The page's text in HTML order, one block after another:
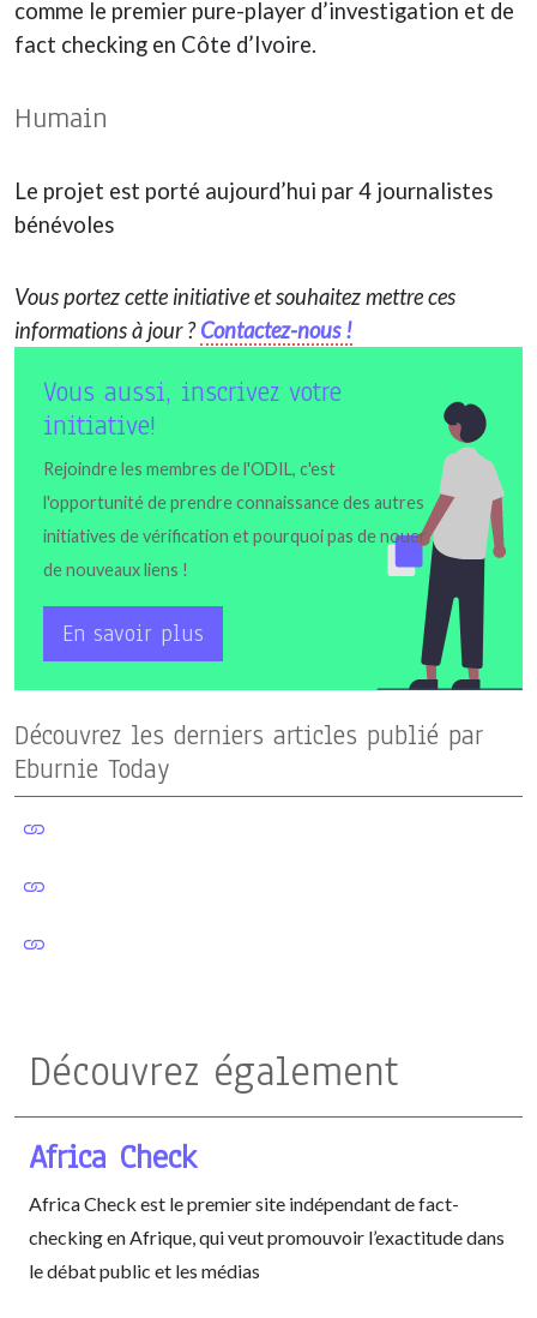
comme le premier pure-player d’investigation et de
fact checking en Côte d’Ivoire.
Humain
Le projet est porté aujourd’hui par 4 journalistes
bénévoles
Vous portez cette initiative et souhaitez mettre ces
informations à jour ?Contactez-nous !
Vous aussi, inscrivez votre
initiative!
Rejoindre les membres de l'ODIL, c'est
l'opportunité de prendre connaissance des autres
initiatives de vérification et pourquoi pas de nouer
de nouveaux liens !
En savoir plus
Découvrez les derniers articles publié par
Eburnie Today
Découvrez également
Africa Check
Africa Check est le premier site indépendant de fact-
checking en Afrique, qui veut promouvoir l’exactitude dans
le débat public et les médias